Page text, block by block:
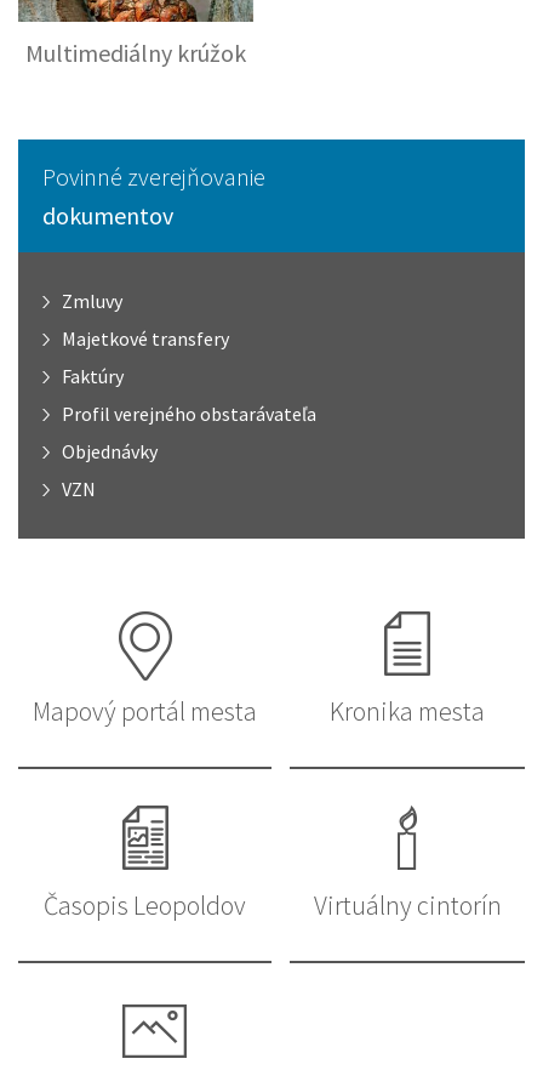
Multimediálny krúžok
Povinné zverejňovanie
dokumentov
Zmluvy
Majetkové transfery
Faktúry
Profil verejného obstarávateľa
Objednávky
VZN
Mapový portál mesta Kronika mesta
Časopis Leopoldov Virtuálny cintorín